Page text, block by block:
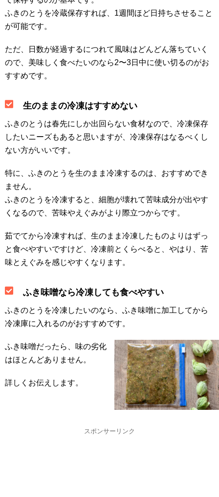
ふきのとうを冷蔵保存すれば、1週間ほど日持ちさせること
が可能です。
ただ、日数が経過するにつれて風味はどんどん落ちていく
ので、美味しく食べたいのなら2〜3日中に使い切るのがお
すすめです。
生のままの冷凍はすすめない
ふきのとうは春先にしか出回らない食材なので、冷凍保存
したいニーズもあると思いますが、冷凍保存はなるべくし
ない方がいいです。
特に、ふきのとうを生のまま冷凍するのは、おすすめでき
ません。
ふきのとうを冷凍すると、細胞が壊れて苦味成分が出やす
くなるので、苦味やえぐみがより際立つからです。
茹でてから冷凍すれば、生のまま冷凍したものよりはずっ
と食べやすいですけど、冷凍前とくらべると、やはり、苦
味とえぐみを感じやすくなります。
ふき味噌なら冷凍しても食べやすい
ふきのとうを冷凍したいのなら、ふき味噌に加工してから
冷凍庫に入れるのがおすすめです。
ふき味噌だったら、味の劣化
はほとんどありません。
詳しくお伝えします。
スポンサーリンク